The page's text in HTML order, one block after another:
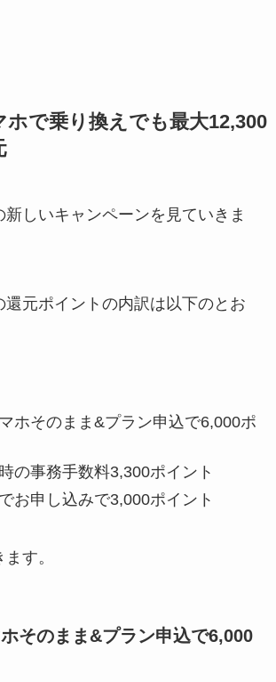
ホで乗り換えでも最大12,300
新しいキャンペーンを見ていきま
還元ポイントの内訳は以下のとお
ホそのまま&プラン申込で6,000ポ
の事務手数料3,300ポイント
お申し込みで3,000ポイント
す。
そのまま&プラン申込で6,000